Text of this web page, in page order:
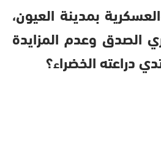
بمدينة العيون،
الصدق وعدم المزايدة
دراعته الخضراء؟